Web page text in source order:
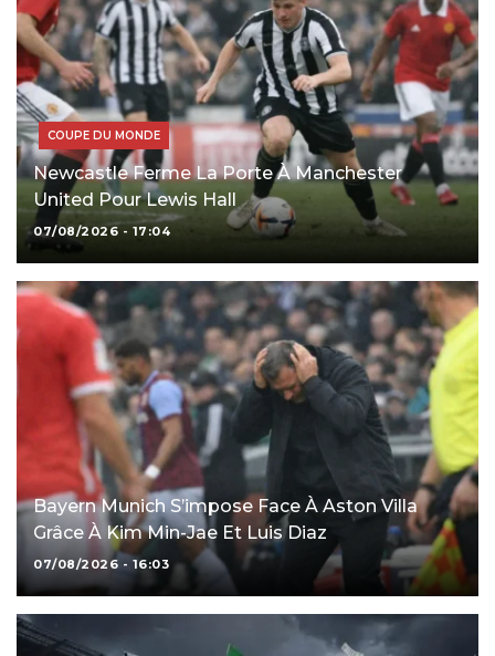
COUPE DU MONDE
Newcastle Ferme La Porte À Manchester
United Pour Lewis Hall
07/08/2026 - 17:04
Bayern Munich S’impose Face À Aston Villa
Grâce À Kim Min-Jae Et Luis Diaz
07/08/2026 - 16:03